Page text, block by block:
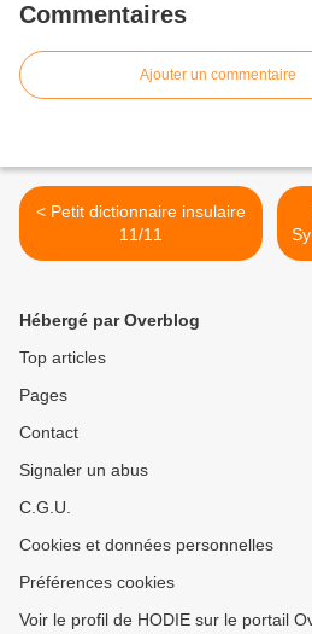
Commentaires
Ajouter un commentaire
< Petit dictionnaire insulaire
11/11
Hébergé par Overblog
Top articles
Pages
Contact
Signaler un abus
C.G.U.
Cookies et données personnelles
Préférences cookies
Voir le profil de HODIE sur le portail